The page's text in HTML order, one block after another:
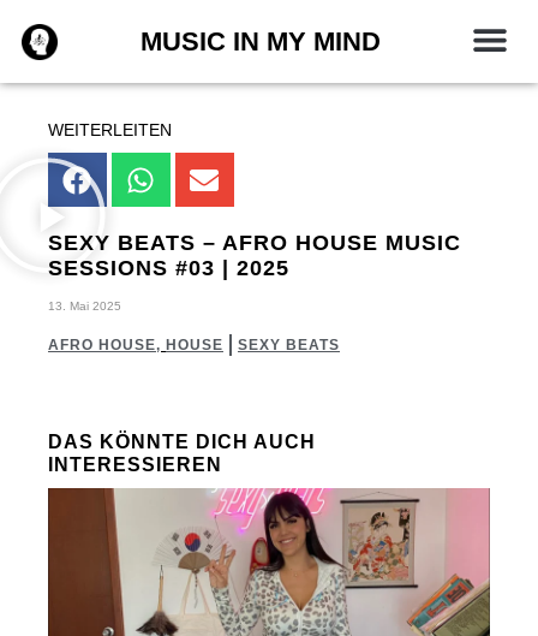
Inhalt
springen
MUSIC IN MY MIND
WEITERLEITEN
SEXY BEATS – AFRO HOUSE MUSIC
SESSIONS #03 | 2025
13. Mai 2025
AFRO HOUSE, HOUSE SEXY BEATS
DAS KÖNNTE DICH AUCH
INTERESSIEREN